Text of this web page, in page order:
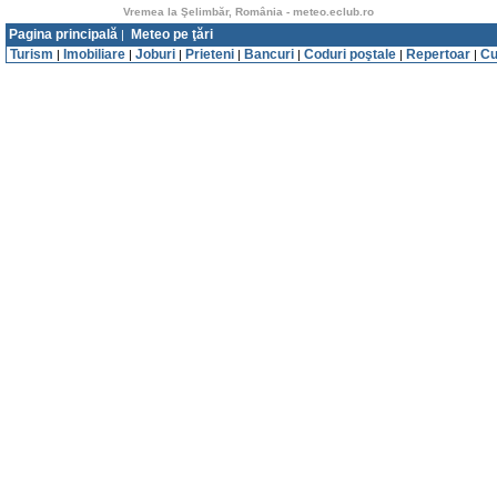
Vremea la Şelimbăr, România - meteo.eclub.ro
Pagina principală |
Meteo pe ţări
Turism | Imobiliare | Joburi | Prieteni | Bancuri | Coduri poştale | Repertoar |